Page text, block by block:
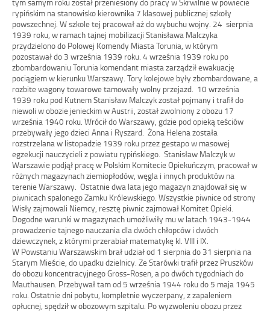
rypińskim na stanowisko kierownika 7 klasowej publicznej szkoły
powszechnej. W szkole tej pracował aż do wybuchu wojny. 24 sierpnia
1939 roku, w ramach tajnej mobilizacji Stanisława Malczyka
przydzielono do Polowej Komendy Miasta Torunia, w którym
pozostawał do 3 września 1939 roku. 4 września 1939 roku po
zbombardowaniu Torunia komendant miasta zarządził ewakuację
pociągiem w kierunku Warszawy. Tory kolejowe były zbombardowane, a
rozbite wagony towarowe tamowały wolny przejazd. 10 września
1939 roku pod Kutnem Stanisław Malczyk został pojmany i trafił do
niewoli w obozie jenieckim w Austrii, został zwolniony z obozu 17
września 1940 roku. Wrócił do Warszawy, gdzie pod opieką teściów
przebywały jego dzieci Anna i Ryszard. Żona Helena została
rozstrzelana w listopadzie 1939 roku przez gestapo w masowej
egzekucji nauczycieli z powiatu rypińskiego. Stanisław Malczyk w
Warszawie podjął pracę w Polskim Komitecie Opiekuńczym, pracował w
różnych magazynach ziemiopłodów, węgla i innych produktów na
terenie Warszawy. Ostatnie dwa lata jego magazyn znajdował się w
piwnicach spalonego Zamku Królewskiego. Wszystkie piwnice od strony
Wisły zajmowali Niemcy, resztę piwnic zajmował Komitet Opieki.
Dogodne warunki w magazynach umożliwiły mu w latach 1943-1944
prowadzenie tajnego nauczania dla dwóch chłopców i dwóch
dziewczynek, z którymi przerabiał matematykę kl. VIII i IX.
W Powstaniu Warszawskim brał udział od 1 sierpnia do 31 sierpnia na
Starym Mieście, do upadku dzielnicy. Ze Starówki trafił przez Pruszków
do obozu koncentracyjnego Gross-Rosen, a po dwóch tygodniach do
Mauthausen. Przebywał tam od 5 września 1944 roku do 5 maja 1945
roku. Ostatnie dni pobytu, kompletnie wyczerpany, z zapaleniem
opłucnej, spędził w obozowym szpitalu. Po wyzwoleniu obozu przez